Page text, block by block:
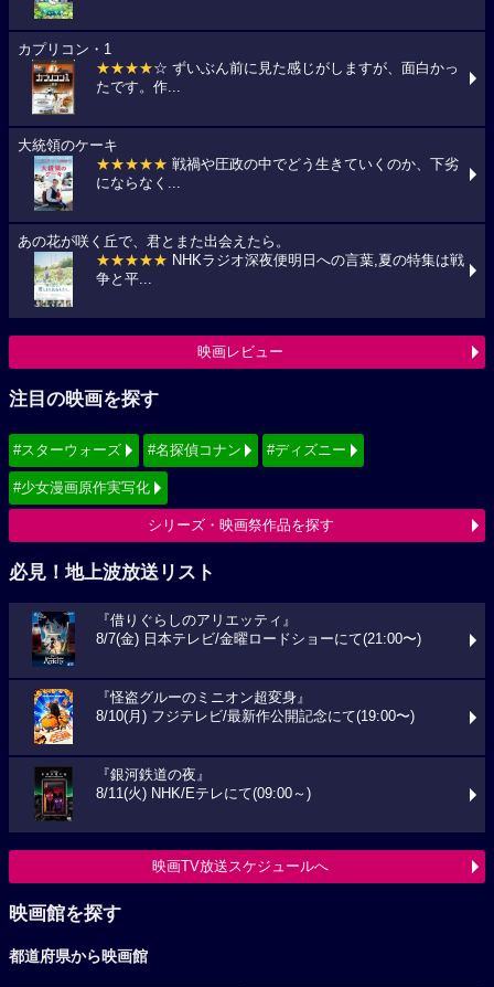
カプリコン・1
★★★★☆ ずいぶん前に見た感じがしますが、面白かっ
たです。作...
大統領のケーキ
★★★★★ 戦禍や圧政の中でどう生きていくのか、下劣
にならなく...
あの花が咲く丘で、君とまた出会えたら。
★★★★★ NHKラジオ深夜便明日への言葉,夏の特集は戦
争と平...
映画レビュー
注目の映画を探す
#スターウォーズ #名探偵コナン #ディズニー
#少女漫画原作実写化
シリーズ・映画祭作品を探す
必見！地上波放送リスト
『借りぐらしのアリエッティ』
8/7(金) 日本テレビ/金曜ロードショーにて(21:00〜)
『怪盗グルーのミニオン超変身』
8/10(月) フジテレビ/最新作公開記念にて(19:00〜)
『銀河鉄道の夜』
8/11(火) NHK/Eテレにて(09:00～)
映画TV放送スケジュールへ
映画館を探す
都道府県から映画館